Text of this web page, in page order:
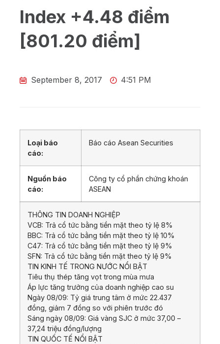
Index +4.48 điểm
[801.20 điểm]
September 8, 2017 4:51 PM
Loại báo
cáo:
Báo cáo Asean Securities
Nguồn báo
cáo:
Công ty cổ phần chứng khoán
ASEAN
THÔNG TIN DOANH NGHIỆP
VCB: Trả cổ tức bằng tiền mặt theo tỷ lệ 8%
BBC: Trả cổ tức bằng tiền mặt theo tỷ lệ 10%
C47: Trả cổ tức bằng tiền mặt theo tỷ lệ 9%
SFN: Trả cổ tức bằng tiền mặt theo tỷ lệ 9%
TIN KINH TẾ TRONG NƯỚC NỔI BẬT
Tiêu thụ thép tăng vọt trong mùa mưa
Áp lực tăng trưởng của doanh nghiệp cao su
Ngày 08/09: Tỷ giá trung tâm ở mức 22.437
đồng, giảm 7 đồng so với phiên trước đó
Sáng ngày 08/09: Giá vàng SJC ở mức 37,00 –
37,24 triệu đồng/lượng
TIN QUỐC TẾ NỔI BẬT